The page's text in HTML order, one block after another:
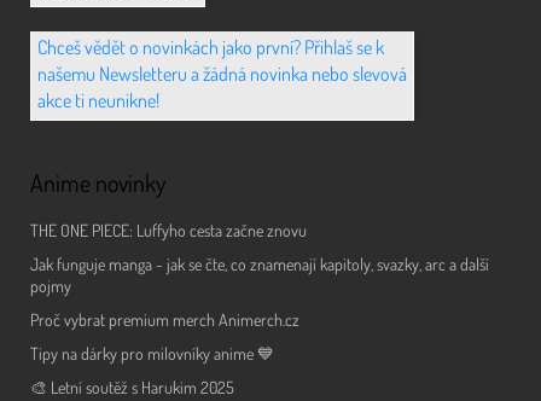
Chceš vědět o novinkách jako první? Přihlaš se k
našemu Newsletteru a žádná novinka nebo slevová
akce ti neunikne!
Anime novinky
THE ONE PIECE: Luffyho cesta začne znovu
Jak funguje manga - jak se čte, co znamenají kapitoly, svazky, arc a další
pojmy
Proč vybrat premium merch Animerch.cz
Tipy na dárky pro milovníky anime 💙
🎨 Letní soutěž s Harukim 2025